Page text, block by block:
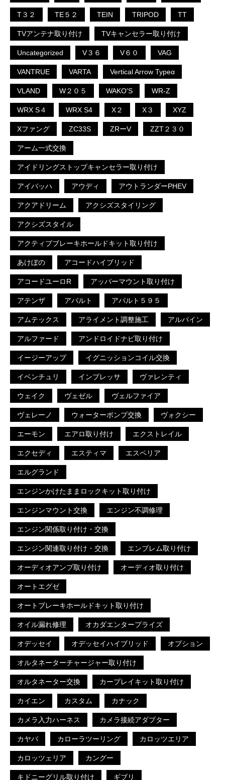
T３２ TE５２ TEIN TRIPOD TT
TVアンテナ取り付け TVキャンセラー取り付け
Uncategorized V３６ V６０ VAG
VANTRUE VARTA Vertical Arrow Typeα
VLAND W２０５ WAKO'S WR-Z
WRX S４ WRX S4 X２ X３ XYZ
Xファング ZC33S ZRーV ZZT２３０
アーム一式交換
アイドリングストップキャンセラー取り付け
アイバッハ アウディ アウトランダーPHEV
アクアドリーム アクシズスタイリング
アクシズスタイル
アクティブブレーキホールドキット取り付け
あけぼの アコードハイブリッド
アコードユーロR アッパーマウント取り付け
アテンザ アバルト アバルト５９５
アムテックス アライメント調整施工 アルパイン
アルファード アンドロイドナビ取り付け
イージーアップ イグニッションコイル交換
イベンチュリ インプレッサ ヴァレンティ
ウェイク ヴェゼル ヴェルファイア
ヴェレーノ ウォーターポンプ交換 ヴォクシー
エーモン エアロ取り付け エクストレイル
エクセディ エスティマ エスペリア
エルグランド
エンジンかけたままロックキット取り付け
エンジンマウント交換 エンジン不調修理
エンジン関係取り付け・交換
エンジン関連取り付け・交換 エンブレム取り付け
オーディオアンプ取り付け オーディオ取り付け
オートエグゼ
オートブレーキホールドキット取り付け
オイル漏れ修理 オカダエンタープライズ
オデッセイ オデッセイハイブリッド オプション
オルタネーターチャージャー取り付け
オルタネーター交換 カープレイキット取り付け
カイエン カスタム カナック
カメラ入力ハーネス カメラ接続アダプター
カヤバ カローラツーリング カロッツエリア
カロッツェリア カングー
キドニーグリル取り付け ギブリ